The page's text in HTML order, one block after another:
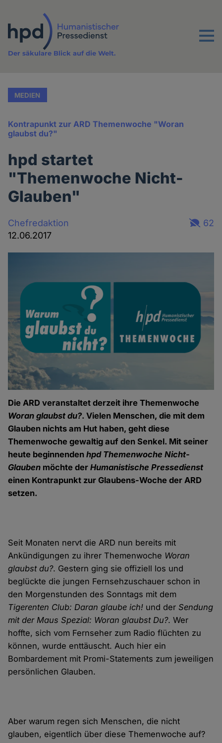
Inhalt
Menu
Der säkulare Blick auf die Welt.
MEDIEN
Kontrapunkt zur ARD Themenwoche "Woran
glaubst du?"
hpd startet
"Themenwoche Nicht-
Glauben"
Chefredaktion
12.06.2017
62
Die ARD veranstaltet derzeit ihre Themenwoche
Woran glaubst du?. Vielen Menschen, die mit dem
Glauben nichts am Hut haben, geht diese
Themenwoche gewaltig auf den Senkel. Mit seiner
heute beginnendenhpd Themenwoche Nicht-
Glauben möchte derHumanistische Pressedienst
einen Kontrapunkt zur Glaubens-Woche der ARD
setzen.
Seit Monaten nervt die ARD nun bereits mit
Ankündigungen zu ihrer Themenwoche Woran
glaubst du?. Gestern ging sie offiziell los und
beglückte die jungen Fernsehzuschauer schon in
den Morgenstunden des Sonntags mit dem
Tigerenten Club: Daran glaube ich! und derSendung
mit der Maus Spezial: Woran glaubst Du?. Wer
hoffte, sich vom Fernseher zum Radio flüchten zu
können, wurde enttäuscht. Auch hier ein
Bombardement mit Promi-Statements zum jeweiligen
persönlichen Glauben.
Aber warum regen sich Menschen, die nicht
glauben, eigentlich über diese Themenwoche auf?